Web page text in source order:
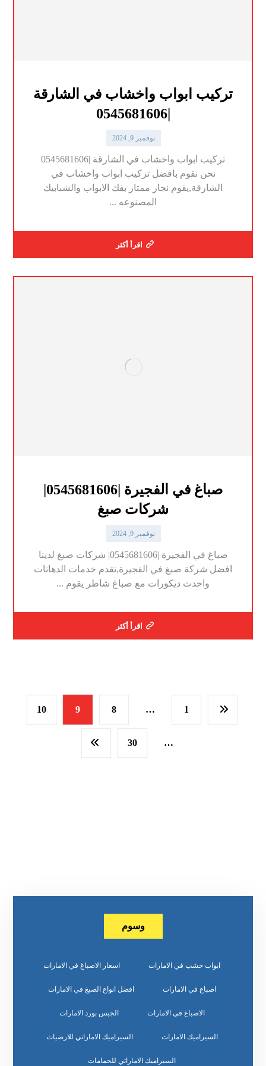
تركيب ابواب واخشاب في الشارقة
|0545681606
نوفمبر 9, 2024
تركيب ابواب واخشاب في الشارقة |0545681606
نحن نقوم بافضل تركيب ابواب واخشاب في
الشارقة,يقوم نجار ممتاز بفك الابواب والشبابيك
المصنوعه ...
اقرأ أكثر
صباغ في الفجيرة |0545681606|
شركات صبغ
نوفمبر 9, 2024
صباغ في الفجيرة |0545681606| شركات صبغ لدينا
افضل شركة صبغ في الفجيرة,تقدم خدمات الدهانات
واحدث ديكورات مع صباغ شاطر يقوم ...
اقرأ أكثر
1
…
8
9
10
…
30
وسوم
ابواب خشب في الامارات اسعار الاصباغ في الامارات
اصباغ في الامارات افضل انواع الصبغ في الامارات
الاصباغ في الامارات الجبس بورد الامارات
السيراميك الامارات السيراميك الاماراتي للارضيات
السيراميك الاماراتي للحمامات